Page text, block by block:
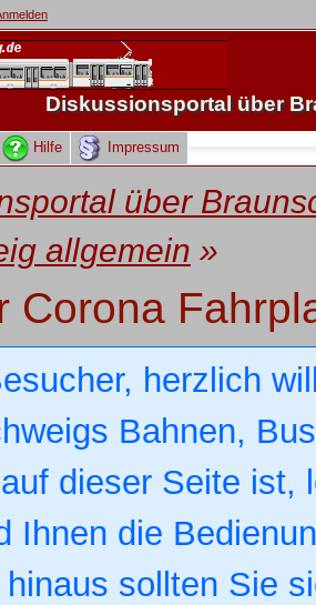
Diskussionsportal über
Hilfe Impressum
über
allgemein »
Corona
herzlich
Bahnen,
dieser Seite
Ihnen die
hinaus sollten Sie